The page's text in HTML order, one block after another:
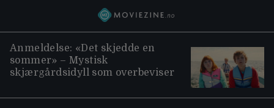
Anmeldelse: «Det skjedde en
sommer» – Mystisk
skjærgårdsidyll som overbeviser